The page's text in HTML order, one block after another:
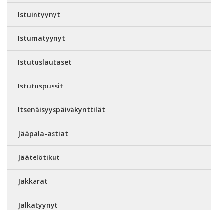
Istuintyynyt
Istumatyynyt
Istutuslautaset
Istutuspussit
Itsenäisyyspäiväkynttilät
Jääpala-astiat
Jäätelötikut
Jakkarat
Jalkatyynyt